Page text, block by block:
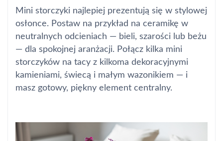
Mini storczyki najlepiej prezentują się w stylowej
osłonce. Postaw na przykład na ceramikę w
neutralnych odcieniach — bieli, szarości lub beżu
— dla spokojnej aranżacji. Połącz kilka mini
storczyków na tacy z kilkoma dekoracyjnymi
kamieniami, świecą i małym wazonikiem — i
masz gotowy, piękny element centralny.